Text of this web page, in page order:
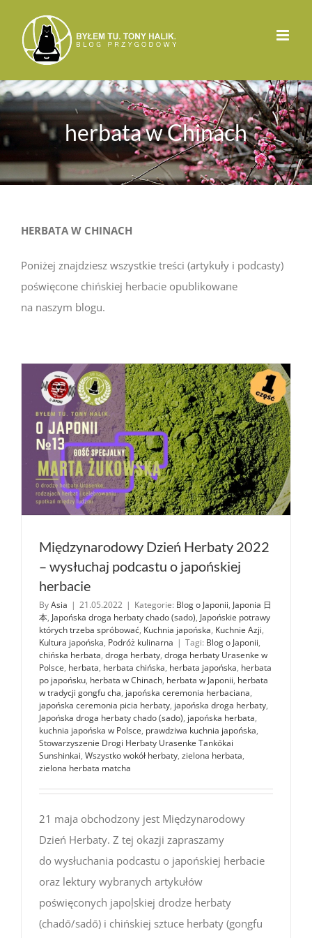
zawartości
herbata w Chinach
HERBATA W CHINACH
Poniżej znajdziesz wszystkie treści (artykuły i podcasty)
poświęcone chińskiej herbacie opublikowane
na naszym blogu.
Międzynarodowy Dzień Herbaty 2022
– wysłuchaj podcastu o japońskiej
herbacie
ByAsia | 21.05.2022 | Kategorie: Blog o Japonii, Japonia 日
本, Japońska droga herbaty chado (sado), Japońskie potrawy
których trzeba spróbować, Kuchnia japońska, Kuchnie Azji,
Kultura japońska, Podróż kulinarna | Tagi: Blog o Japonii,
chińska herbata, droga herbaty, droga herbaty Urasenke w
Polsce, herbata, herbata chińska, herbata japońska, herbata
po japońsku, herbata w Chinach, herbata w Japonii, herbata
w tradycji gongfu cha, japońska ceremonia herbaciana,
japońska ceremonia picia herbaty, japońska droga herbaty,
Japońska droga herbaty chado (sado), japońska herbata,
kuchnia japońska w Polsce, prawdziwa kuchnia japońska,
Stowarzyszenie Drogi Herbaty Urasenke Tankōkai
Sunshinkai, Wszystko wokół herbaty, zielona herbata,
zielona herbata matcha
21 maja obchodzony jest Międzynarodowy
Dzień Herbaty. Z tej okazji zapraszamy
do wysłuchania podcastu o japońskiej herbacie
oraz lektury wybranych artykułów
poświęconych japoļskiej drodze herbaty
(chadō/sadō) i chińskiej sztuce herbaty (gongfu